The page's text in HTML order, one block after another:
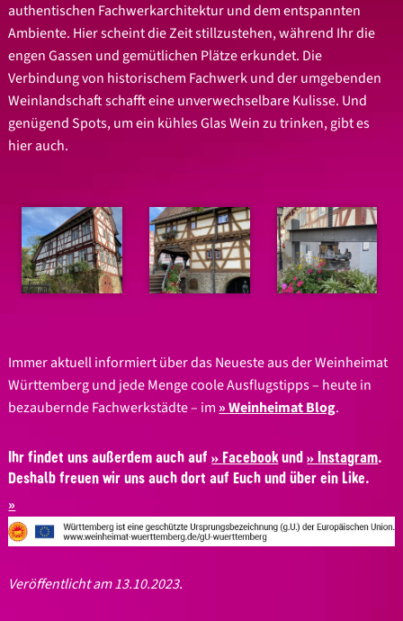
authentischen Fachwerkarchitektur und dem entspannten
Ambiente. Hier scheint die Zeit stillzustehen, während Ihr die
engen Gassen und gemütlichen Plätze erkundet. Die
Verbindung von historischem Fachwerk und der umgebenden
Weinlandschaft schafft eine unverwechselbare Kulisse. Und
genügend Spots, um ein kühles Glas Wein zu trinken, gibt es
hier auch.
Immer aktuell informiert über das Neueste aus der Weinheimat
Württemberg und jede Menge coole Ausflugstipps – heute in
bezaubernde Fachwerkstädte – im
Weinheimat Blog.
Ihr findet uns außerdem auch auf Facebookund Instagram.
Deshalb freuen wir uns auch dort auf Euch und über ein Like.
Veröffentlicht am 13.10.2023.